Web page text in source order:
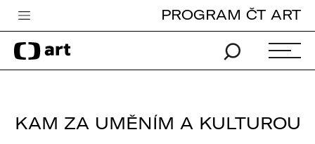
Česká televize
Zpravodajství
iVysílání
PROGRAM ČT ART
KAM ZA UMĚNÍM A KULTUROU